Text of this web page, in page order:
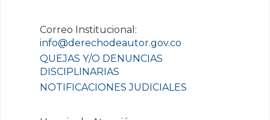
Correo Institucional:
info@derechodeautor.gov.co
QUEJAS Y/O DENUNCIAS
DISCIPLINARIAS
NOTIFICACIONES JUDICIALES